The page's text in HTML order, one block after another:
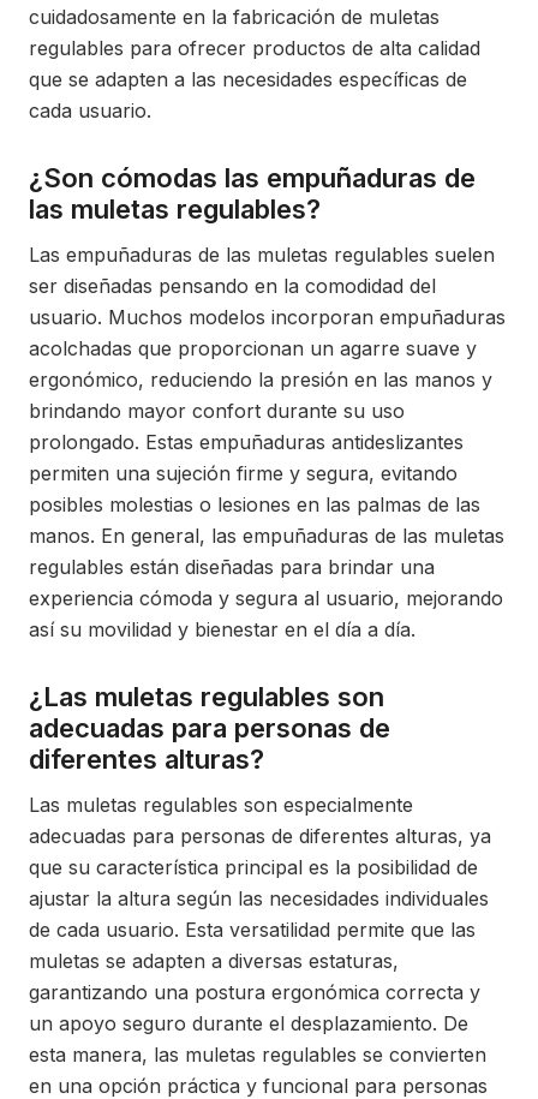
cuidadosamente en la fabricación de muletas
regulables para ofrecer productos de alta calidad
que se adapten a las necesidades específicas de
cada usuario.
¿Son cómodas las empuñaduras de
las muletas regulables?
Las empuñaduras de las muletas regulables suelen
ser diseñadas pensando en la comodidad del
usuario. Muchos modelos incorporan empuñaduras
acolchadas que proporcionan un agarre suave y
ergonómico, reduciendo la presión en las manos y
brindando mayor confort durante su uso
prolongado. Estas empuñaduras antideslizantes
permiten una sujeción firme y segura, evitando
posibles molestias o lesiones en las palmas de las
manos. En general, las empuñaduras de las muletas
regulables están diseñadas para brindar una
experiencia cómoda y segura al usuario, mejorando
así su movilidad y bienestar en el día a día.
¿Las muletas regulables son
adecuadas para personas de
diferentes alturas?
Las muletas regulables son especialmente
adecuadas para personas de diferentes alturas, ya
que su característica principal es la posibilidad de
ajustar la altura según las necesidades individuales
de cada usuario. Esta versatilidad permite que las
muletas se adapten a diversas estaturas,
garantizando una postura ergonómica correcta y
un apoyo seguro durante el desplazamiento. De
esta manera, las muletas regulables se convierten
en una opción práctica y funcional para personas